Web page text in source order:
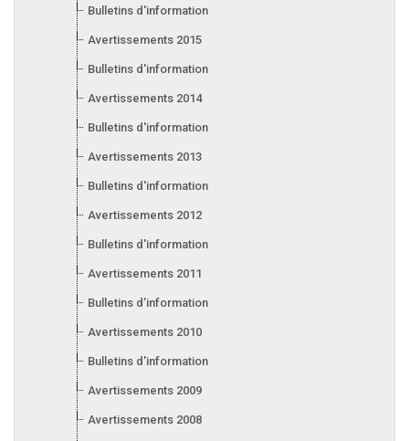
Bulletins d'information 2016
Avertissements 2015
Bulletins d'information 2015
Avertissements 2014
Bulletins d'information 2014
Avertissements 2013
Bulletins d'information 2013
Avertissements 2012
Bulletins d'information 2012
Avertissements 2011
Bulletins d’information 2011
Avertissements 2010
Bulletins d'information 2010
Avertissements 2009
Avertissements 2008